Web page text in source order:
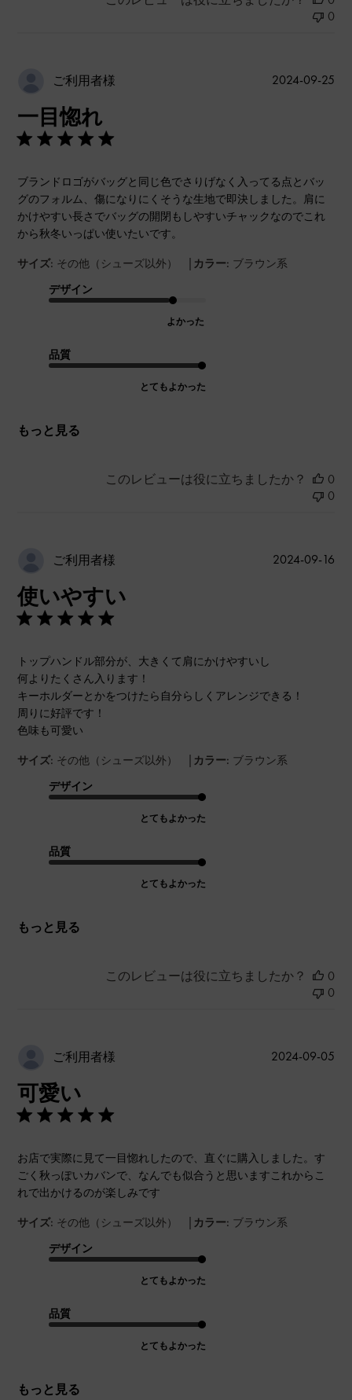
0
ご利用者様
一目惚れ
ブランドロゴがバッグと同じ色でさりげなく入ってる点とバッ
グのフォルム、傷になりにくそうな生地で即決しました。肩に
かけやすい長さでバッグの開閉もしやすいチャックなのでこれ
から秋冬いっぱい使いたいです。
サイズ: その他（シューズ以外） | カラー: ブラウン系
デザイン
よかった
品質
とてもよかった
もっと見る
公
2024-09-25
このレビューは役に立ちましたか？
0
0
ご利用者様
使いやすい
トップハンドル部分が、大きくて肩にかけやすいし
何よりたくさん入ります！
キーホルダーとかをつけたら自分らしくアレンジできる！
周りに好評です！
色味も可愛い
サイズ: その他（シューズ以外） | カラー: ブラウン系
デザイン
とてもよかった
品質
とてもよかった
もっと見る
公
2024-09-16
このレビューは役に立ちましたか？
0
0
ご利用者様
可愛い
お店で実際に見て一目惚れしたので、直ぐに購入しました。す
ごく秋っぽいカバンで、なんでも似合うと思いますこれからこ
れで出かけるのが楽しみです
サイズ: その他（シューズ以外） | カラー: ブラウン系
デザイン
とてもよかった
品質
とてもよかった
もっと見る
公
2024-09-05